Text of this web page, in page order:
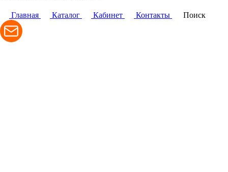
Главная
Каталог Кабинет Контакты Поиск